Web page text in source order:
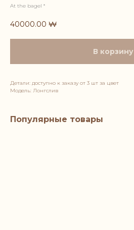
At the bagel *
40000.00 ₩
В корзину
Детали: доступно к заказу от 3 шт за цвет
Модель: Лонгслив
Популярные товары